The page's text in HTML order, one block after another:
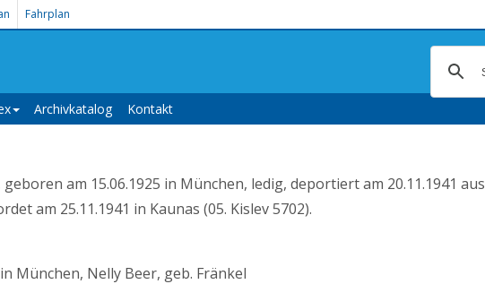
Fahrplan
Archivkatalog Kontakt
am 15.06.1925 in München, ledig, deportiert am 20.11.1941 aus
am 25.11.1941 in Kaunas (05. Kislev 5702).
München, Nelly Beer, geb. Fränkel